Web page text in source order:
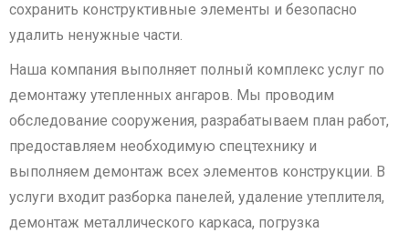
сохранить конструктивные элементы и безопасно
удалить ненужные части.
Наша компания выполняет полный комплекс услуг по
демонтажу утепленных ангаров. Мы проводим
обследование сооружения, разрабатываем план работ,
предоставляем необходимую спецтехнику и
выполняем демонтаж всех элементов конструкции. В
услуги входит разборка панелей, удаление утеплителя,
демонтаж металлического каркаса, погрузка